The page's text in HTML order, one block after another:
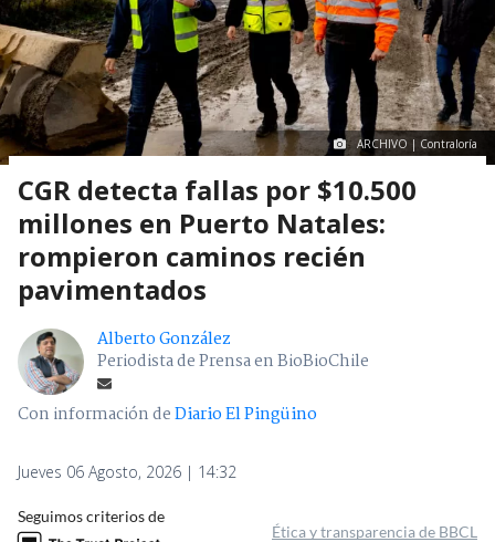
ARCHIVO | Contraloría
CGR detecta fallas por $10.500
millones en Puerto Natales:
rompieron caminos recién
pavimentados
Alberto González
Periodista de Prensa en BioBioChile
Con información deDiario El Pingüino
Jueves 06 Agosto, 2026 | 14:32
Seguimos criterios de
Ética y transparencia de BBCL